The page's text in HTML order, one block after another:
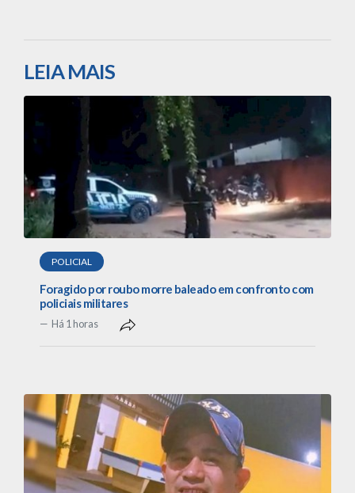
LEIA MAIS
POLICIAL
Foragido por roubo morre baleado em confronto com
policiais militares
Há 1 horas